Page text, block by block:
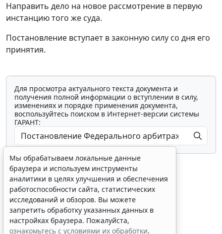
Направить дело на новое рассмотрение в первую
инстанцию того же суда.
Постановление вступает в законную силу со дня его
принятия.
Для просмотра актуального текста документа и
получения полной информации о вступлении в силу,
изменениях и порядке применения документа,
воспользуйтесь поиском в Интернет-версии системы
ГАРАНТ:
Показать все материалы
Мы обрабатываем локальные данные
браузера и используем инструменты
аналитики в целях улучшения и обеспечения
работоспособности сайта, статистических
исследований и обзоров. Вы можете
запретить обработку указанных данных в
настройках браузера. Пожалуйста,
ознакомьтесь с условиями их обработки.